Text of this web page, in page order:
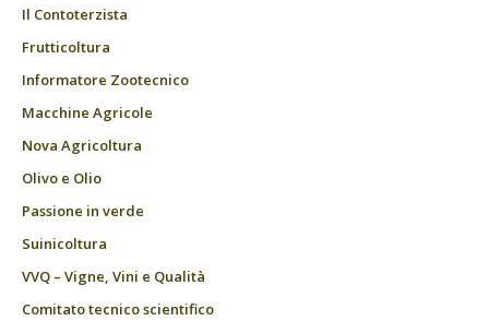
Il Contoterzista
Frutticoltura
Informatore Zootecnico
Macchine Agricole
Nova Agricoltura
Olivo e Olio
Passione in verde
Suinicoltura
VVQ – Vigne, Vini e Qualità
Comitato tecnico scientifico